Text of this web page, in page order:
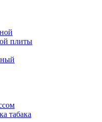
плиты
табака